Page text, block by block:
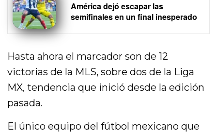
América dejó escapar las
semifinales en un final inesperado
Hasta ahora el marcador son de 12
victorias de la MLS, sobre dos de la Liga
MX, tendencia que inició desde la edición
pasada.
El único equipo del fútbol mexicano que